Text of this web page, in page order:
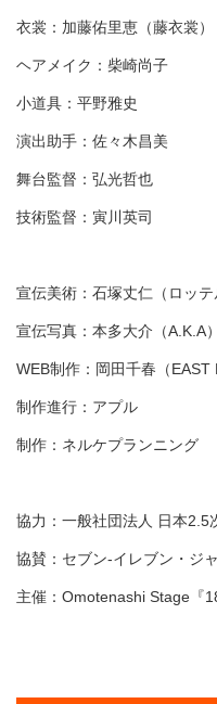
衣裳：加藤佑里恵（藤衣裳）
ヘアメイク：柴崎尚子
小道具：平野雅史
演出助手：佐々木昌美
舞台監督：弘光哲也
技術監督：寅川英司
宣伝美術：石塚丈仁（ロッテ
宣伝写真：本多大介（A.K.A）
WEB制作：岡田千春（EAST
制作進行：アプル
制作：ネルケプランニング
協力：一般社団法人 日本2.5
協賛：セブン‐イレブン・ジ
主催：Omotenashi Stage『